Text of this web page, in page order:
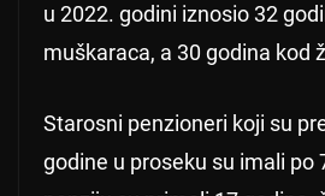
u 2022. godini iznosio 32
muškaraca, a 30 godina kod
Starosni penzioneri koji su
godine u proseku su imali po